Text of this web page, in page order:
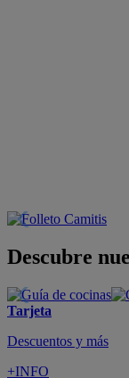
Descubre
Tarjeta
Descuentos y más
+INFO